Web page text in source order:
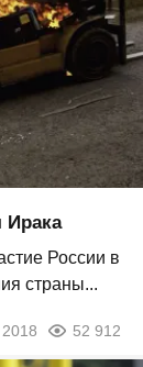
Ирака
России в
страны...
52 912